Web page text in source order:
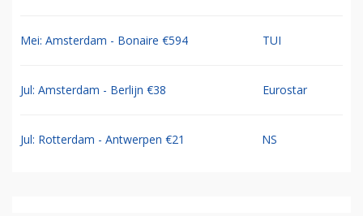
Mei: Amsterdam - Bonaire €594 TUI
Jul: Amsterdam - Berlijn €38 Eurostar
Jul: Rotterdam - Antwerpen €21 NS